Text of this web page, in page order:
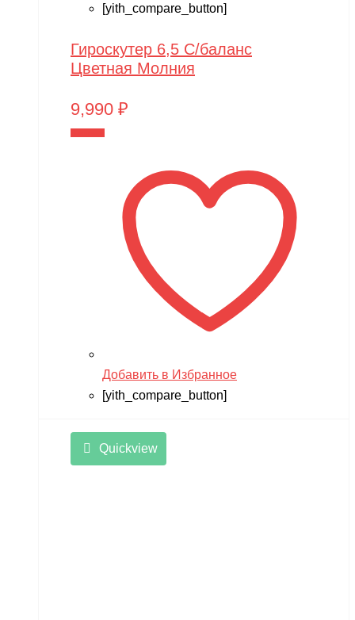
[yith_compare_button]
Гироскутер 6,5 С/баланс
Цветная Молния
9,990 ₽
Добавить в Избранное
[yith_compare_button]
Quickview